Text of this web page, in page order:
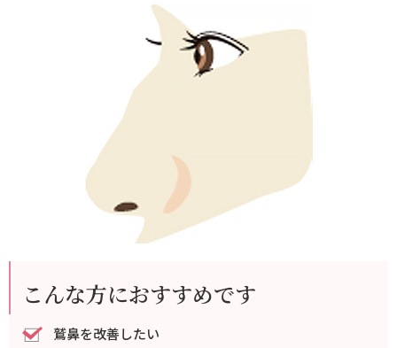
TEL. 0120-884-790
電話受付：9:30～18:00
WEB相談・予約
こんな方におすすめです
鷲鼻を改善したい